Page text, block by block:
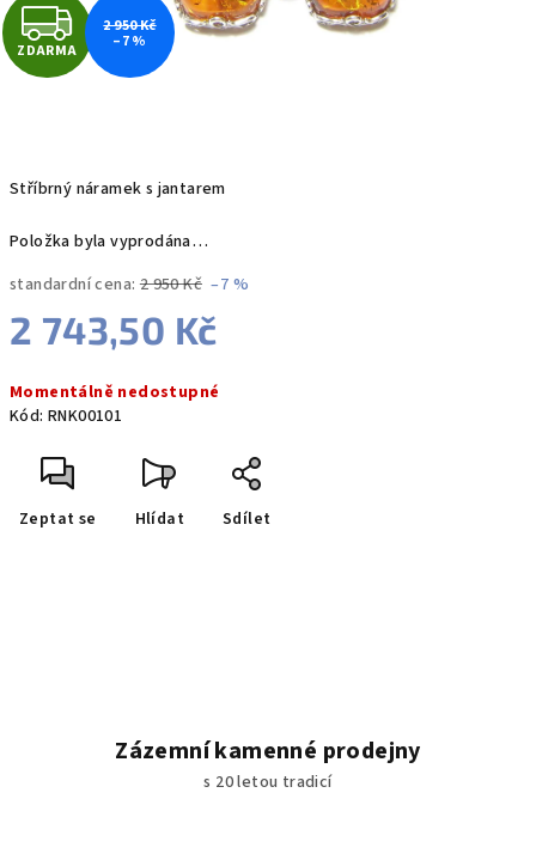
Stříbrný náramek s jantarem
Položka byla vyprodána…
standardní cena: 2 950 Kč –7 %
2 743,50 Kč
cena:
Momentálně nedostupné
Kód: RNK00101
Zeptat se Hlídat Sdílet
Z
D
R
M
A
ZDARMA
2 950 Kč
–7 %
Zázemní kamenné prodejny
s 20 letou tradicí